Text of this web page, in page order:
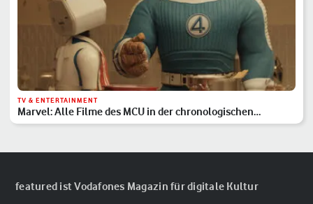
TV & ENTERTAINMENT
Marvel: Alle Filme des MCU in der chronologischen
Reihenfolge
featured ist Vodafones Magazin für digitale Kultur